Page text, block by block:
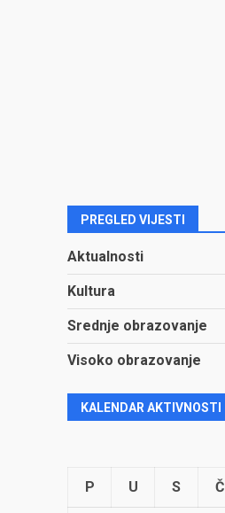
PREGLED VIJESTI
Aktualnosti
Kultura
Srednje obrazovanje
Visoko obrazovanje
KALENDAR AKTIVNOSTI
P U S Č